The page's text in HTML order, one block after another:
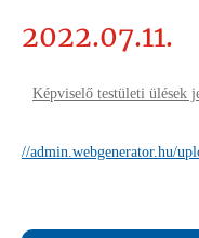
2022.07.11.
Képviselő testületi ülések
//admin.webgenerator.hu/